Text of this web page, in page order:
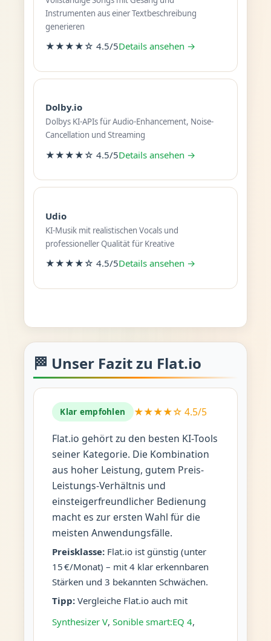
Instrumenten aus einer Textbeschreibung
generieren
★★★★☆ 4.5/5Details ansehen →
Dolby.io
Dolbys KI-APIs für Audio-Enhancement, Noise-
Cancellation und Streaming
★★★★☆ 4.5/5Details ansehen →
Udio
KI-Musik mit realistischen Vocals und
professioneller Qualität für Kreative
★★★★☆ 4.5/5Details ansehen →
🏁 Unser Fazit zu Flat.io
Klar empfohlen ★★★★☆ 4.5/5
Flat.io gehört zu den besten KI-Tools
seiner Kategorie. Die Kombination
aus hoher Leistung, gutem Preis-
Leistungs-Verhältnis und
einsteigerfreundlicher Bedienung
macht es zur ersten Wahl für die
meisten Anwendungsfälle.
Preisklasse:Flat.io ist günstig (unter
15 €/Monat) – mit 4 klar erkennbaren
Stärken und 3 bekannten Schwächen.
Tipp:Vergleiche Flat.io auch mit
Synthesizer V, Sonible smart:EQ 4,